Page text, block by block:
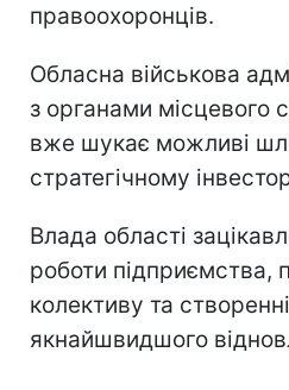
правоохоронців.
Обласна військова
з органами місцевого
вже шукає можливі
стратегічному
Влада області
роботи підприємства,
колективу та
якнайшвидшого